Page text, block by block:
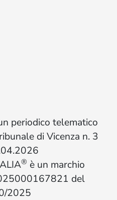
periodico telematico
di Vicenza n. 3
® è un marchio
del
2025